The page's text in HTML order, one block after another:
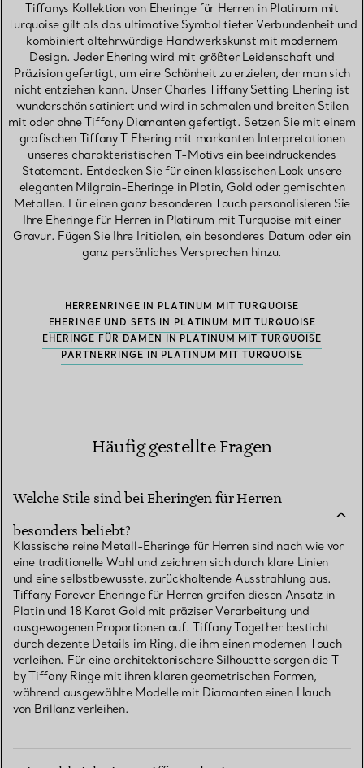
Tiffanys Kollektion von Eheringe für Herren in Platinum mit
Turquoise gilt als das ultimative Symbol tiefer Verbundenheit und
kombiniert altehrwürdige Handwerkskunst mit modernem
Design. Jeder Ehering wird mit größter Leidenschaft und
Präzision gefertigt, um eine Schönheit zu erzielen, der man sich
nicht entziehen kann. Unser Charles Tiffany Setting Ehering ist
wunderschön satiniert und wird in schmalen und breiten Stilen
mit oder ohne Tiffany Diamanten gefertigt. Setzen Sie mit einem
grafischen Tiffany T Ehering mit markanten Interpretationen
unseres charakteristischen T-Motivs ein beeindruckendes
Statement. Entdecken Sie für einen klassischen Look unsere
eleganten Milgrain-Eheringe in Platin, Gold oder gemischten
Metallen. Für einen ganz besonderen Touch personalisieren Sie
Ihre Eheringe für Herren in Platinum mit Turquoise mit einer
Gravur. Fügen Sie Ihre Initialen, ein besonderes Datum oder ein
ganz persönliches Versprechen hinzu.
HERRENRINGE IN PLATINUM MIT TURQUOISE
EHERINGE UND SETS IN PLATINUM MIT TURQUOISE
EHERINGE FÜR DAMEN IN PLATINUM MIT TURQUOISE
PARTNERRINGE IN PLATINUM MIT TURQUOISE
Häufig gestellte Fragen
Welche Stile sind bei Eheringen für Herren
besonders beliebt?
Klassische reine Metall-Eheringe für Herren sind nach wie vor
eine traditionelle Wahl und zeichnen sich durch klare Linien
und eine selbstbewusste, zurückhaltende Ausstrahlung aus.
Tiffany Forever Eheringe für Herren greifen diesen Ansatz in
Platin und 18 Karat Gold mit präziser Verarbeitung und
ausgewogenen Proportionen auf. Tiffany Together besticht
durch dezente Details im Ring, die ihm einen modernen Touch
verleihen. Für eine architektonischere Silhouette sorgen die T
by Tiffany Ringe mit ihren klaren geometrischen Formen,
während ausgewählte Modelle mit Diamanten einen Hauch
von Brillanz verleihen.